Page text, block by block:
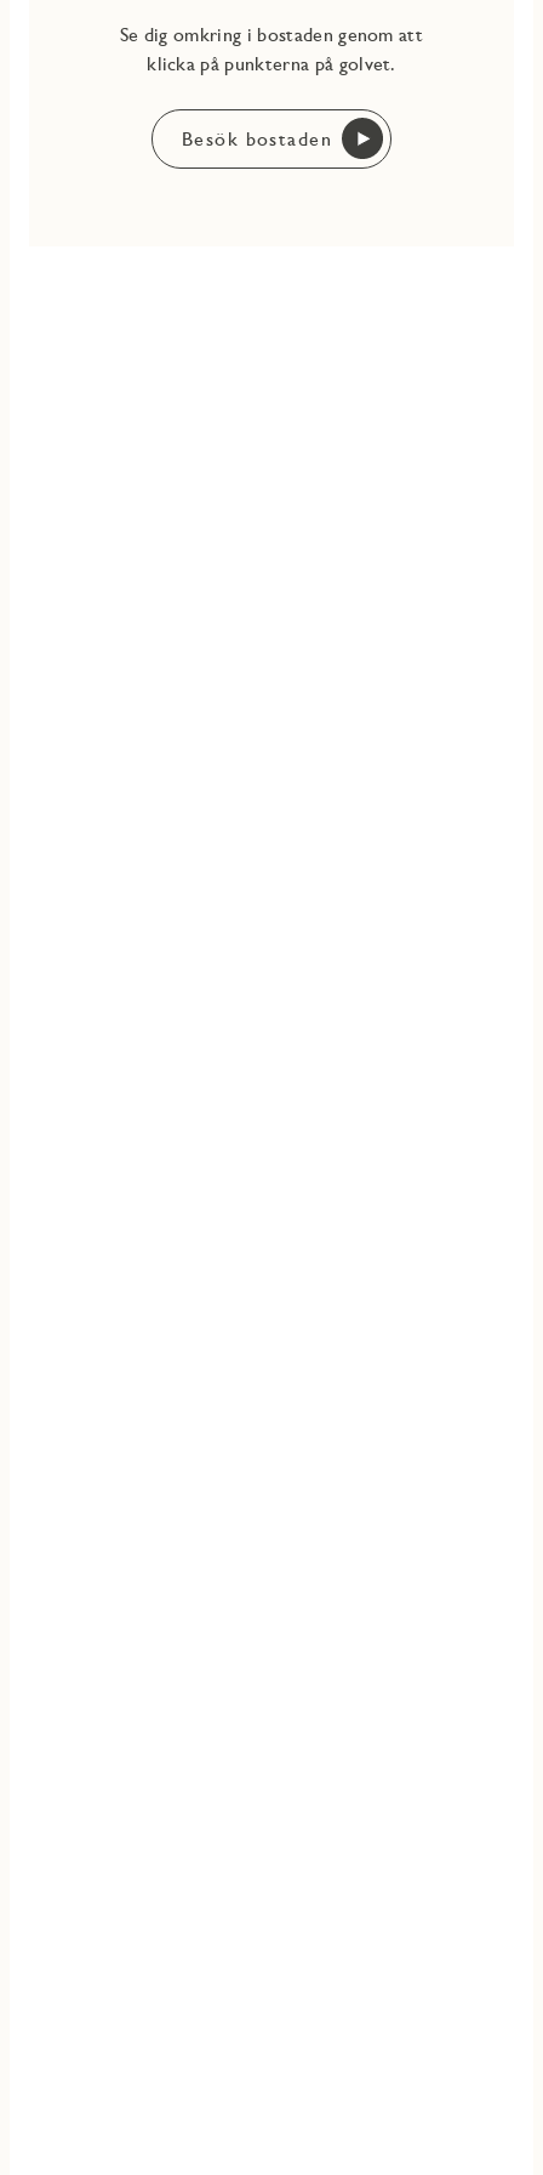
Se dig omkring i bostaden genom att
klicka på punkterna på golvet.
Besök bostaden